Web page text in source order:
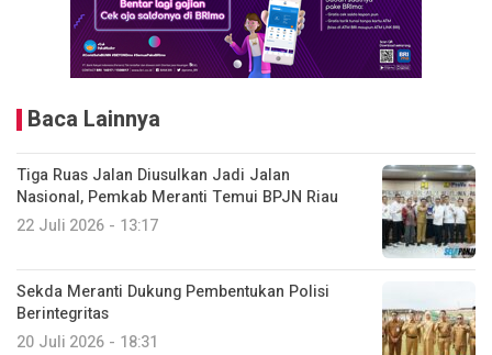
Baca Lainnya
Tiga Ruas Jalan Diusulkan Jadi Jalan
Nasional, Pemkab Meranti Temui BPJN Riau
22 Juli 2026 - 13:17
Sekda Meranti Dukung Pembentukan Polisi
Berintegritas
20 Juli 2026 - 18:31